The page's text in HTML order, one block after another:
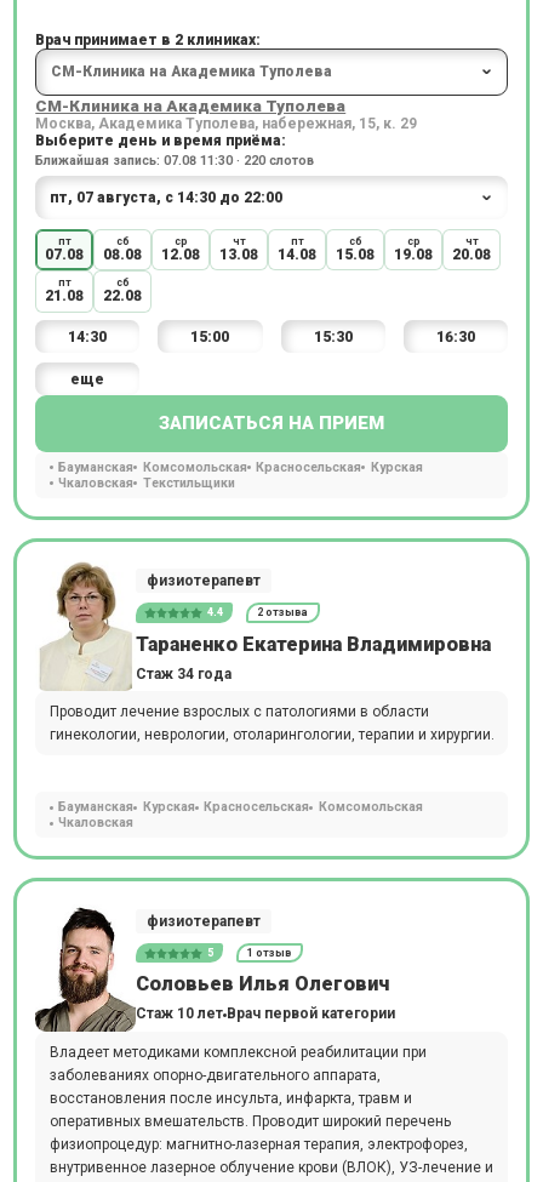
Врач принимает в 2 клиниках:
СМ-Клиника на Академика Туполева
Москва, Академика Туполева, набережная, 15, к. 29
Выберите день и время приёма:
Ближайшая запись: 07.08 11:30 · 220 слотов
пт
07.08
сб
08.08
ср
12.08
чт
13.08
пт
14.08
сб
15.08
ср
19.08
чт
20.08
пт
21.08
сб
22.08
14:30 15:00 15:30 16:30
еще
ЗАПИСАТЬСЯ НА ПРИЕМ
Бауманская Комсомольская Красносельская
Курская
Чкаловская
Текстильщики
физиотерапевт
4.4 2 отзыва
Тараненко Екатерина Владимировна
Стаж 34 года
Проводит лечение взрослых с патологиями в области
гинекологии, неврологии, отоларингологии, терапии и хирургии.
Бауманская Курская Красносельская
Комсомольская
Чкаловская
физиотерапевт
5 1 отзыв
Соловьев Илья Олегович
Стаж 10 лет Врач первой категории
Владеет методиками комплексной реабилитации при
заболеваниях опорно-двигательного аппарата,
восстановления после инсульта, инфаркта, травм и
оперативных вмешательств. Проводит широкий перечень
физиопроцедур: магнитно-лазерная терапия, электрофорез,
внутривенное лазерное облучение крови (ВЛОК), УЗ-лечение и